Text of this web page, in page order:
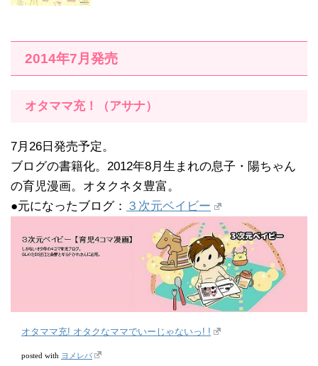
2014年7月発売
オタママ充！（アサナ）
7月26日発売予定。
ブログの書籍化。2012年8月生まれの息子・陽ちゃん
の育児漫画。オタクネタ豊富。
●元になったブログ： ３次元ベイビー
オタママ充! オタクなママでいーじゃないっ! !
posted with ヨメレバ